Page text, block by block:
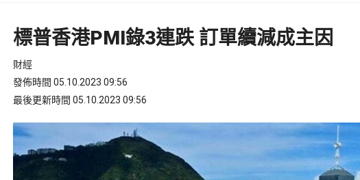
標普香港PMI錄3連跌 訂單續減成主因
財經
發佈時間 05.10.2023 09:56
最後更新時間 05.10.2023 09:56